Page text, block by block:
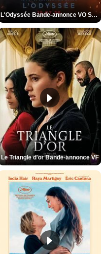
L'Odyssée Bande-annonce VO STFR
Le Triangle d'or Bande-annonce VF